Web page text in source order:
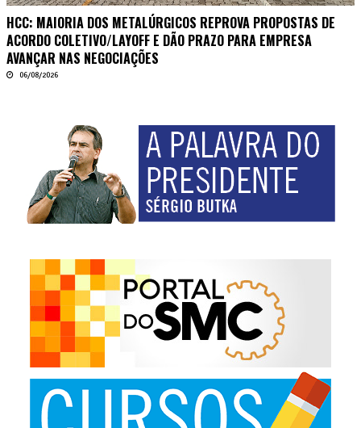
HCC: MAIORIA DOS METALÚRGICOS REPROVA PROPOSTAS DE
ACORDO COLETIVO/LAYOFF E DÃO PRAZO PARA EMPRESA
AVANÇAR NAS NEGOCIAÇÕES
06/08/2026